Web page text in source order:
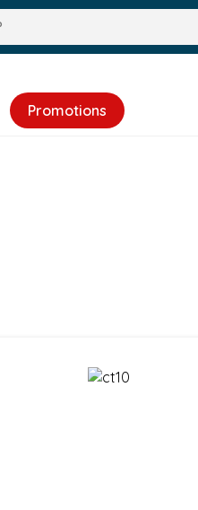
Promotions